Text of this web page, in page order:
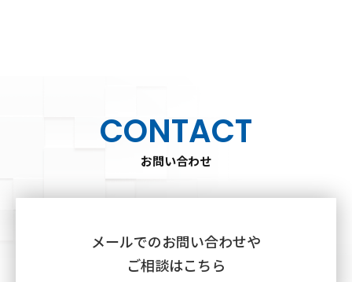
CONTACT
お問い合わせ
メールでのお問い合わせや
ご相談はこちら